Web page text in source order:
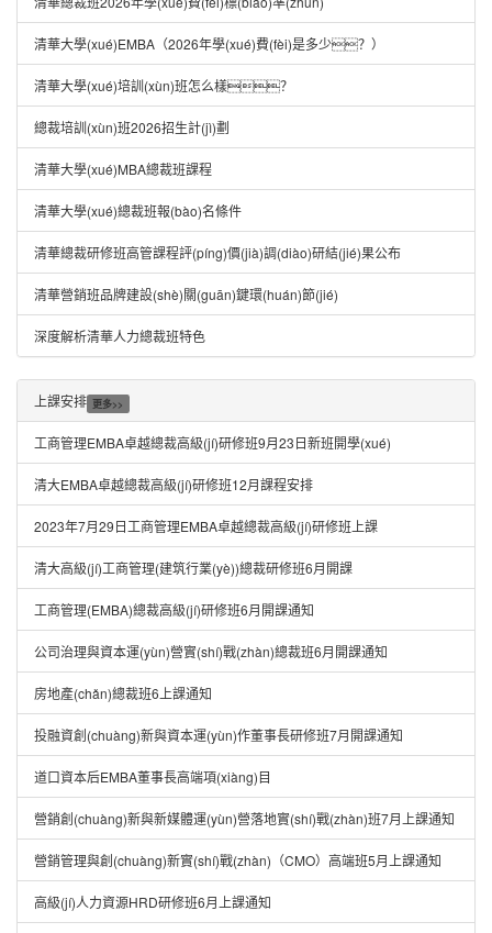
清華大學(xué)EMBA（2026年學(xué)費(fèi)是多少？）
清華大學(xué)培訓(xùn)班怎么樣？
總裁培訓(xùn)班2026招生計(jì)劃
清華大學(xué)MBA總裁班課程
清華大學(xué)總裁班報(bào)名條件
清華總裁研修班高管課程評(píng)價(jià)調(diào)研結(jié)果公布
清華營銷班品牌建設(shè)關(guān)鍵環(huán)節(jié)
深度解析清華人力總裁班特色
上課安排 更多>>
工商管理EMBA卓越總裁高級(jí)研修班9月23日新班開學(xué)
清大EMBA卓越總裁高級(jí)研修班12月課程安排
2023年7月29日工商管理EMBA卓越總裁高級(jí)研修班上課
清大高級(jí)工商管理(建筑行業(yè))總裁研修班6月開課
工商管理(EMBA)總裁高級(jí)研修班6月開課通知
公司治理與資本運(yùn)營實(shí)戰(zhàn)總裁班6月開課通知
房地產(chǎn)總裁班6上課通知
投融資創(chuàng)新與資本運(yùn)作董事長研修班7月開課通知
道口資本后EMBA董事長高端項(xiàng)目
營銷創(chuàng)新與新媒體運(yùn)營落地實(shí)戰(zhàn)班7月上課通知
營銷管理與創(chuàng)新實(shí)戰(zhàn)（CMO）高端班5月上課通知
高級(jí)人力資源HRD研修班6月上課通知